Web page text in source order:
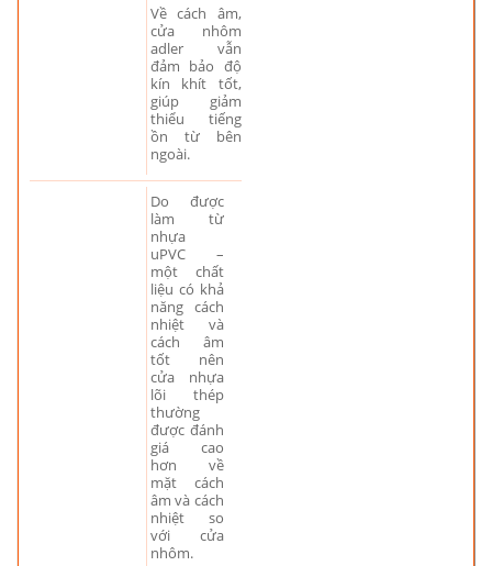
Về cách âm,
cửa nhôm
adler vẫn
đảm bảo độ
kín khít tốt,
giúp giảm
thiểu tiếng
ồn từ bên
ngoài.
Do được
làm từ
nhựa
uPVC –
một chất
liệu có khả
năng cách
nhiệt và
cách âm
tốt nên
cửa nhựa
lõi thép
thường
được đánh
giá cao
hơn về
mặt cách
âm và cách
nhiệt so
với cửa
nhôm.